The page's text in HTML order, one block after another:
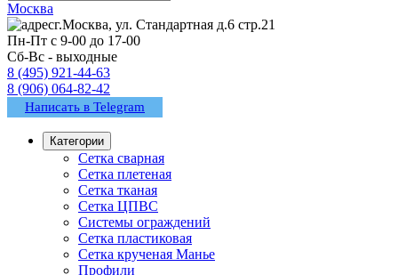
Москва
г.Москва, ул. Стандартная д.6 стр.21
Пн-Пт с 9-00 до 17-00
Сб-Вс - выходные
8 (495) 921-44-63
8 (906) 064-82-42
Написать в Telegram
Категории
Сетка сварная
Сетка плетеная
Сетка тканая
Сетка ЦПВС
Системы ограждений
Сетка пластиковая
Сетка крученая Манье
Профили